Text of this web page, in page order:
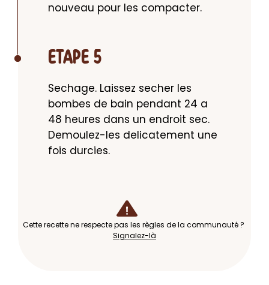
nouveau pour les compacter.
ETAPE 5
Sechage. Laissez secher les
bombes de bain pendant 24 a
48 heures dans un endroit sec.
Demoulez-les delicatement une
fois durcies.
Cette recette ne respecte pas les règles de la communauté ?
Signalez-là